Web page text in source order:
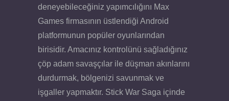
deneyebileceğiniz yapımcılığını Max
Games firmasının üstlendiği Android
platformunun popüler oyunlarından
birisidir. Amacınız kontrolünü sağladığınız
çöp adam savaşçılar ile düşman akınlarını
durdurmak, bölgenizi savunmak ve
işgaller yapmaktır. Stick War Saga içinde